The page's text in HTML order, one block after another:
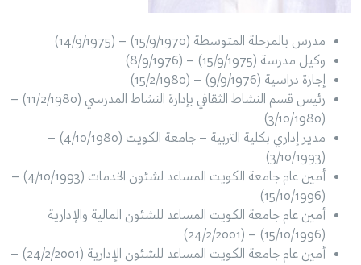
مدرس بالمرحلة المتوسطة (15/9/1970) – (14/9/1975)
وكيل مدرسة (15/9/1975) – (8/9/1976)
إجازة دراسية (9/9/1976) – (15/2/1980)
رئيس قسم النشاط الثقافي بإدارة النشاط المدرسي (11/2/1980) –
(3/10/1980)
مدير إداري بكلية التربية – جامعة الكويت (4/10/1980) –
(3/10/1993)
أمين عام جامعة الكويت المساعد لشئون الخدمات (4/10/1993) –
(15/10/1996)
أمين عام جامعة الكويت المساعد للشئون المالية والإدارية
(15/10/1996) – (24/2/2001)
أمين عام جامعة الكويت المساعد للشئون الإدارية (24/2/2001) –